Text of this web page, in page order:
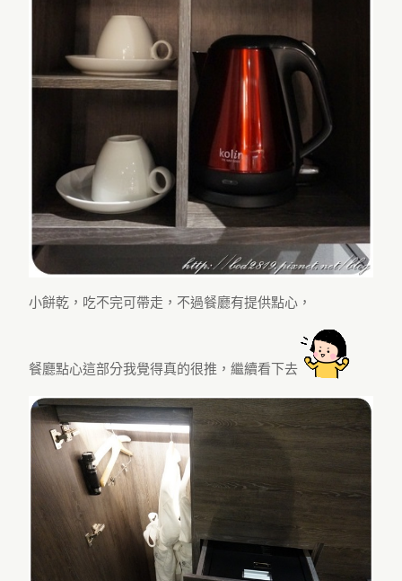
小餅乾，吃不完可帶走，不過餐廳有提供點心，
餐廳點心這部分我覺得真的很推，繼續看下去